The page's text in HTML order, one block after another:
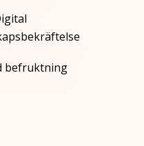
befruktning